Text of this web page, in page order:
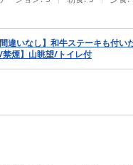
違いなし】和牛ステーキも付
煙】山眺望/トイレ付